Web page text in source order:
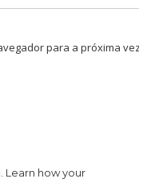
para a próxima vez
Learn how your